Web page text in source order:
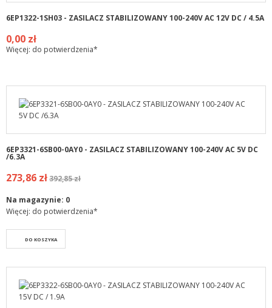
6EP1322-1SH03 - ZASILACZ STABILIZOWANY 100-240V AC 12V DC / 4.5A
0,00 zł
Więcej: do potwierdzenia*
6EP3321-6SB00-0AY0 - ZASILACZ STABILIZOWANY 100-240V AC 5V DC
/6.3A
273,86 zł392,85 zł
Na magazynie: 0
Więcej: do potwierdzenia*
DO KOSZYKA